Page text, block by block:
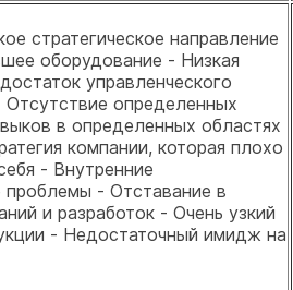
стратегическое направление
оборудование - Низкая
управленческого
Отсутствие определенных
в определенных областях
компании, которая плохо
- Внутренние
проблемы - Отставание в
и разработок - Очень узкий
- Недостаточный имидж на